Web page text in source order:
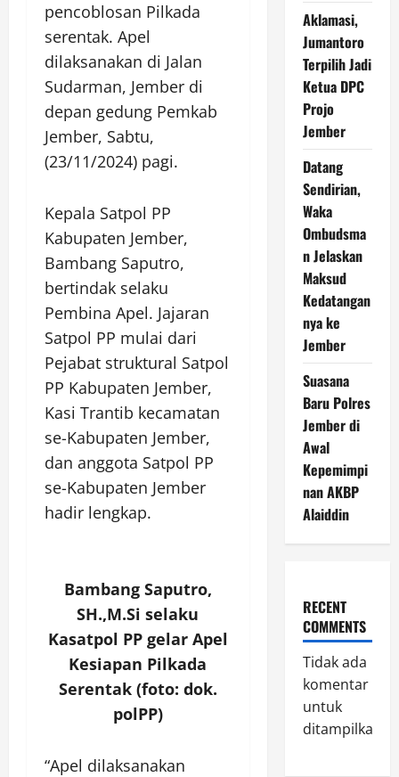
pencoblosan Pilkada
serentak. Apel
dilaksanakan di Jalan
Sudarman, Jember di
depan gedung Pemkab
Jember, Sabtu,
(23/11/2024) pagi.
Kepala Satpol PP
Kabupaten Jember,
Bambang Saputro,
bertindak selaku
Pembina Apel. Jajaran
Satpol PP mulai dari
Pejabat struktural Satpol
PP Kabupaten Jember,
Kasi Trantib kecamatan
se-Kabupaten Jember,
dan anggota Satpol PP
se-Kabupaten Jember
hadir lengkap.
Bambang Saputro,
SH.,M.Si selaku
Kasatpol PP gelar Apel
Kesiapan Pilkada
Serentak (foto: dok.
polPP)
“Apel dilaksanakan
Aklamasi,
Jumantoro
Terpilih Jadi
Ketua DPC
Projo
Jember
Datang
Sendirian,
Waka
Ombudsma
n Jelaskan
Maksud
Kedatangan
nya ke
Jember
Suasana
Baru Polres
Jember di
Awal
Kepemimpi
nan AKBP
Alaiddin
RECENT
COMMENTS
Tidak ada
komentar
untuk
ditampilkan.